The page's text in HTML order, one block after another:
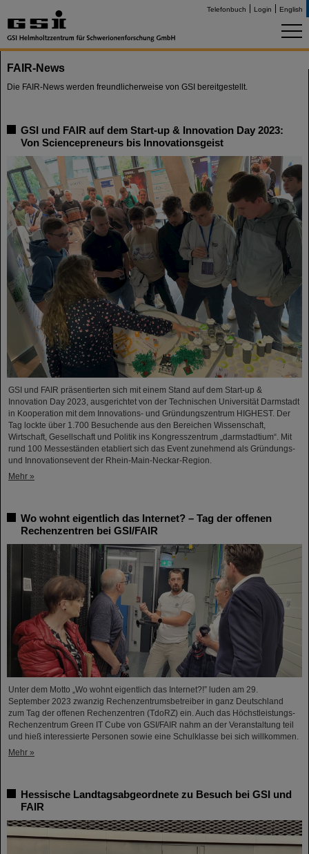
Telefonbuch Login English
FAIR-News
Die FAIR-News werden freundlicherweise von GSI bereitgestellt.
GSI und FAIR auf dem Start-up & Innovation Day 2023:
Von Sciencepreneurs bis Innovationsgeist
GSI und FAIR präsentierten sich mit einem Stand auf dem Start-up &
Innovation Day 2023, ausgerichtet von der Technischen Universität Darmstadt
in Kooperation mit dem Innovations- und Gründungszentrum HIGHEST. Der
Tag lockte über 1.700 Besuchende aus den Bereichen Wissenschaft,
Wirtschaft, Gesellschaft und Politik ins Kongresszentrum „darmstadtium“. Mit
rund 100 Messeständen etabliert sich das Event zunehmend als Gründungs-
und Innovationsevent der Rhein-Main-Neckar-Region.
Mehr »
Wo wohnt eigentlich das Internet? – Tag der offenen
Rechenzentren bei GSI/FAIR
Unter dem Motto „Wo wohnt eigentlich das Internet?!” luden am 29.
September 2023 zwanzig Rechenzentrumsbetreiber in ganz Deutschland
zum Tag der offenen Rechenzentren (TdoRZ) ein. Auch das Höchstleistungs-
Rechenzentrum Green IT Cube von GSI/FAIR nahm an der Veranstaltung teil
und hieß interessierte Personen sowie eine Schulklasse bei sich willkommen.
Mehr »
Hessische Landtagsabgeordnete zu Besuch bei GSI und
FAIR